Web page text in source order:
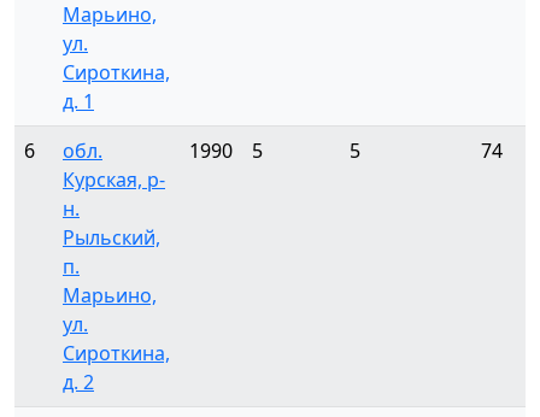
Марьино,
ул.
Сироткина,
д. 1
6
обл.
Курская, р-
н.
Рыльский,
п.
Марьино,
ул.
Сироткина,
д. 2
1990 5 5 74